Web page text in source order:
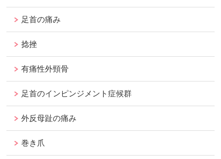
足首の痛み
捻挫
有痛性外頸骨
足首のインピンジメント症候群
外反母趾の痛み
巻き爪